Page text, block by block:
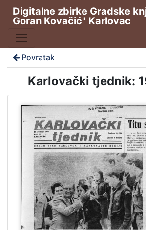
Digitalne zbirke Gradske
Goran Kovačić" Karlovac
Povratak
Karlovački tjednik: